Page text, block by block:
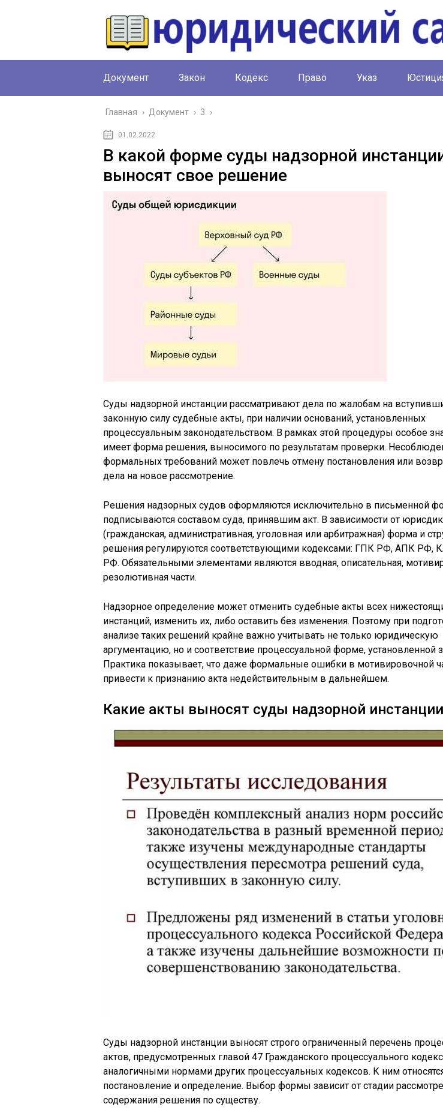
Документ Закон Кодекс Право Указ
Главная › Документ › 3 ›
01.02.2022
В какой форме суды надзорной
выносят свое решение
Суды надзорной инстанции рассматривают дела по жалобам на
законную силу судебные акты, при наличии оснований, установленных
процессуальным законодательством. В рамках этой процедуры особое
имеет форма решения, выносимого по результатам проверки.
формальных требований может повлечь отмену постановления или
дела на новое рассмотрение.
Решения надзорных судов оформляются исключительно в письменной
подписываются составом суда, принявшим акт. В зависимости от
(гражданская, административная, уголовная или арбитражная) форма и
решения регулируются соответствующими кодексами: ГПК РФ, АПК РФ,
РФ. Обязательными элементами являются вводная, описательная,
резолютивная части.
Надзорное определение может отменить судебные акты всех
инстанций, изменить их, либо оставить без изменения. Поэтому при
анализе таких решений крайне важно учитывать не только юридическую
аргументацию, но и соответствие процессуальной форме, установленной
Практика показывает, что даже формальные ошибки в мотивировочной
привести к признанию акта недействительным в дальнейшем.
Какие акты выносят суды надзорной инстанции
Суды надзорной инстанции выносят строго ограниченный перечень
актов, предусмотренных главой 47 Гражданского процессуального
аналогичными нормами других процессуальных кодексов. К ним
постановление и определение. Выбор формы зависит от стадии
содержания решения по существу.